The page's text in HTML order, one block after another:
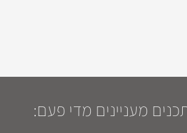
מעניינים מדי פעם: